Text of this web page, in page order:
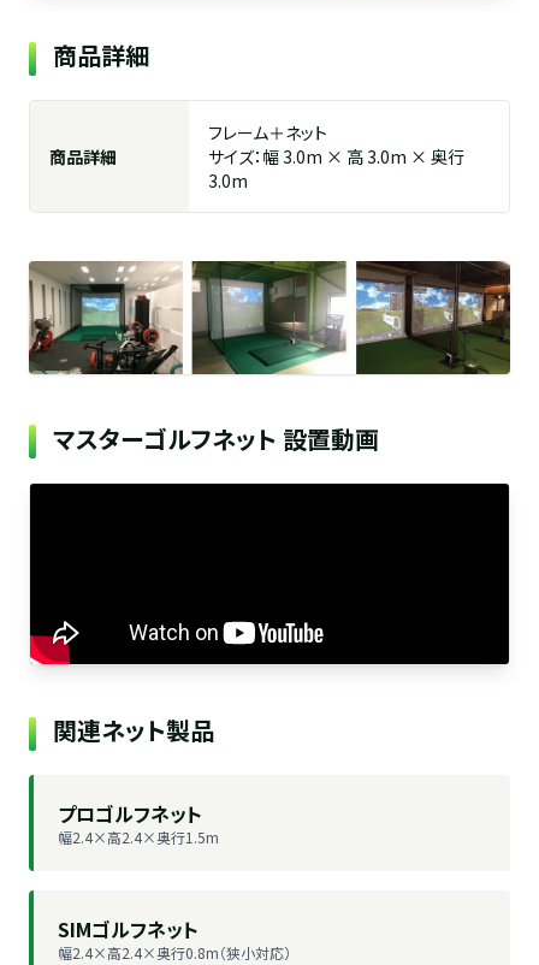
商品詳細
商品詳細
フレーム＋ネット
サイズ：幅 3.0m × 高 3.0m × 奥行
3.0m
マスターゴルフネット 設置動画
関連ネット製品
プロゴルフネット
幅2.4×高2.4×奥行1.5m
SIMゴルフネット
幅2.4×高2.4×奥行0.8m（狭小対応）